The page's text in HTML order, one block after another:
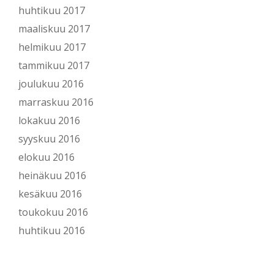
huhtikuu 2017
maaliskuu 2017
helmikuu 2017
tammikuu 2017
joulukuu 2016
marraskuu 2016
lokakuu 2016
syyskuu 2016
elokuu 2016
heinäkuu 2016
kesäkuu 2016
toukokuu 2016
huhtikuu 2016